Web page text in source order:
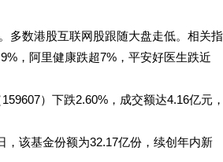
多数港股互联网股跟随大盘走低。相关指
，阿里健康跌超7%，平安好医生跌近
）下跌2.60%，成交额达4.16亿元，
，该基金份额为32.17亿份，续创年内新